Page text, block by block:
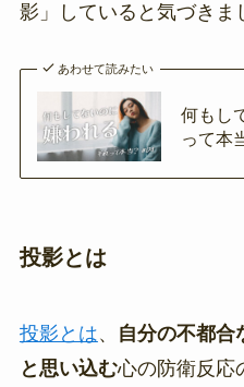
影」していると気づきま
あわせて読みたい
何もし
って本
投影とは
投影とは、
自分の不都合
と思い込む心の防衛反応